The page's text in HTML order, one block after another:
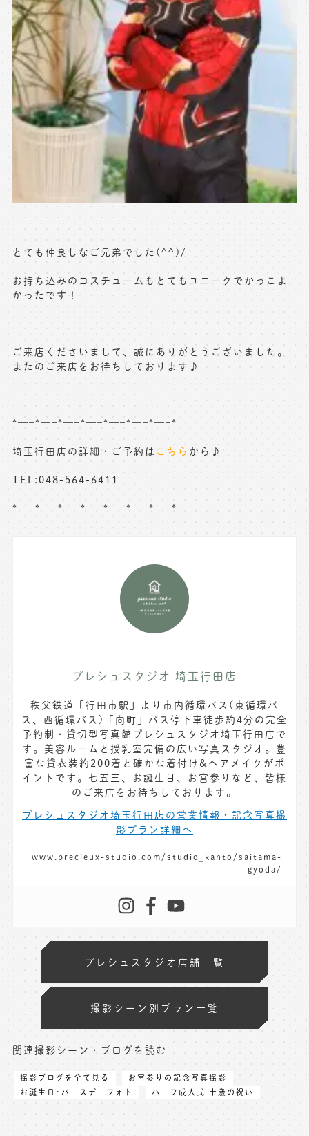
とても仲良しなご兄弟でした(^^)/
お持ち込みのコスチュームもとてもユニークでかっこよ
かったです！
ご来店くださいまして、誠にありがとうございました。
またのご来店をお待ちしております♪
*—–*—–*—–*—–*—–*—–*—–*
埼玉行田店の詳細・ご予約は こちら から♪
TEL:048-564-6411
*—–*—–*—–*—–*—–*—–*—–*
プレシュスタジオ 埼玉行田店
秩父鉄道「行田市駅」より市内循環バス(東循環バ
ス、西循環バス)「向町」バス停下車徒歩約4分の完全
予約制・貸切型写真館プレシュスタジオ埼玉行田店で
す。美容ルームと授乳室完備の広い写真スタジオ。豊
富な貸衣装約200着と確かな着付け&ヘアメイクがポ
イントです。七五三、お誕生日、お宮参りなど、皆様
のご来店をお待ちしております。
プレシュスタジオ埼玉行田店の営業情報・記念写真撮
影プラン詳細へ
www.precieux-studio.com/studio_kanto/saitama-
gyoda/
プレシュスタジオ店舗一覧
撮影シーン別プラン一覧
関連撮影シーン・ブログを読む
撮影ブログを全て見る
お宮参りの記念写真撮影
お誕生日･バースデーフォト
ハーフ成人式 十歳の祝い